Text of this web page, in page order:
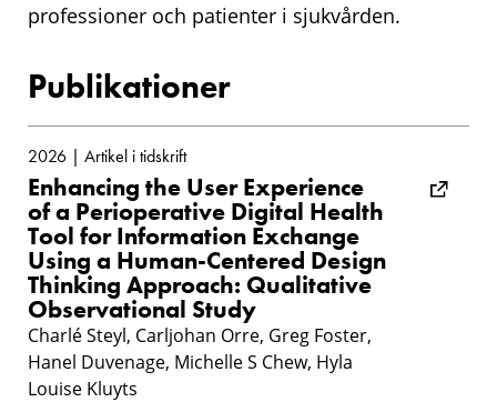
professioner och patienter i sjukvården.
Publikationer
2026 | Artikel i tidskrift
Enhancing the User Experience
of a Perioperative Digital Health
Tool for Information Exchange
Using a Human-Centered Design
Thinking Approach: Qualitative
Observational Study
Charlé Steyl, Carljohan Orre, Greg Foster,
Hanel Duvenage, Michelle S Chew, Hyla
Louise Kluyts